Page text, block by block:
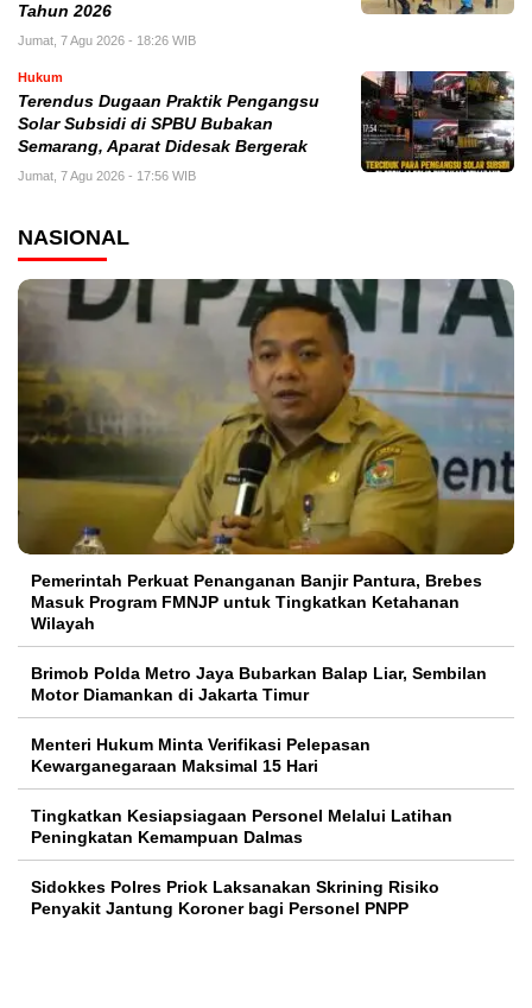
Tahun 2026
Jumat, 7 Agu 2026 - 18:26 WIB
Hukum
Terendus Dugaan Praktik Pengangsu
Solar Subsidi di SPBU Bubakan
Semarang, Aparat Didesak Bergerak
Jumat, 7 Agu 2026 - 17:56 WIB
NASIONAL
Pemerintah Perkuat Penanganan Banjir Pantura, Brebes
Masuk Program FMNJP untuk Tingkatkan Ketahanan
Wilayah
Brimob Polda Metro Jaya Bubarkan Balap Liar, Sembilan
Motor Diamankan di Jakarta Timur
Menteri Hukum Minta Verifikasi Pelepasan
Kewarganegaraan Maksimal 15 Hari
Tingkatkan Kesiapsiagaan Personel Melalui Latihan
Peningkatan Kemampuan Dalmas
Sidokkes Polres Priok Laksanakan Skrining Risiko
Penyakit Jantung Koroner bagi Personel PNPP